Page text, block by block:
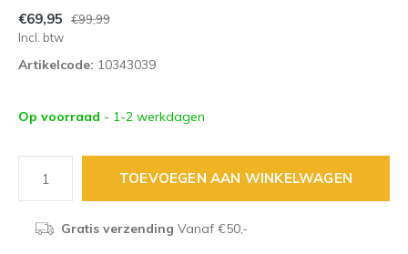
€69,95
€99,99
Incl. btw
Artikelcode: 10343039
Op voorraad - 1-2 werkdagen
TOEVOEGEN AAN WINKELWAGEN
Gratis verzending Vanaf €50,-